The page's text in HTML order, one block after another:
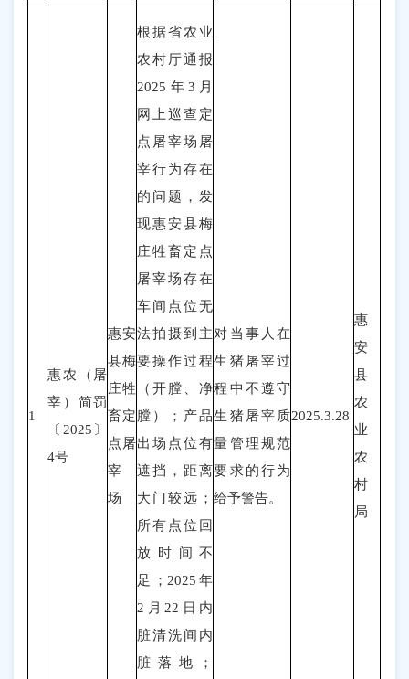
1
惠农（ 屠
宰 ） 简罚
〔2025 〕
4号
惠安
县梅
庄牲
畜定
点屠
宰
场
根据省农业
农村厅通报
2025 年3 月
网上巡查定
点屠宰场屠
宰行为存在
的问题，发
现惠安县梅
庄牲畜定点
屠宰场存在
车间点位无
法拍摄到主
要操作过程
（开膛、净
膛）；产品
出场点位有
遮挡，距离
大门较远；
所有点位回
放时间不
足； 2025 年
2 月 22 日内
脏清洗间内
脏落地；
对当事人在
生猪屠宰过
程中不遵守
生猪屠宰质
量管理规范
要求的行为
给予警告。
2025.3.28
惠
安
县
农
业
农
村
局